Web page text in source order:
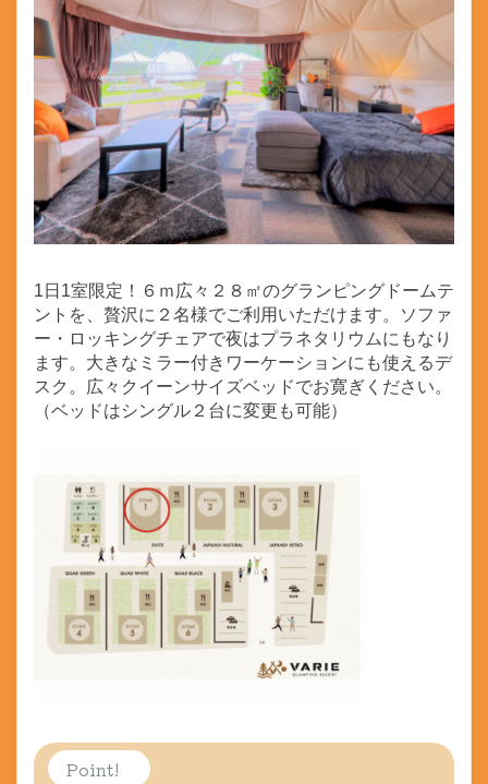
1日1室限定！６ｍ広々２８㎡のグランピングドームテ
ントを、贅沢に２名様でご利用いただけます。ソファ
ー・ロッキングチェアで夜はプラネタリウムにもなり
ます。大きなミラー付きワーケーションにも使えるデ
スク。広々クイーンサイズベッドでお寛ぎください。
（ベッドはシングル２台に変更も可能）
Point!